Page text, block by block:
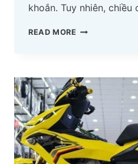
khoắn. Tuy nhiên, chiều
READ MORE YÊN
SỐ
CHIỀU
CAO,
GIÁ
LÀM
LẠI